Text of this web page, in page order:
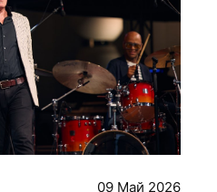
09 Май 2026